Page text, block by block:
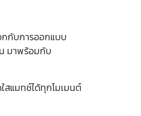
กกับการออกแบบ
มาพร้อมกับ
สแมทช์ได้ทุกโมเมนต์